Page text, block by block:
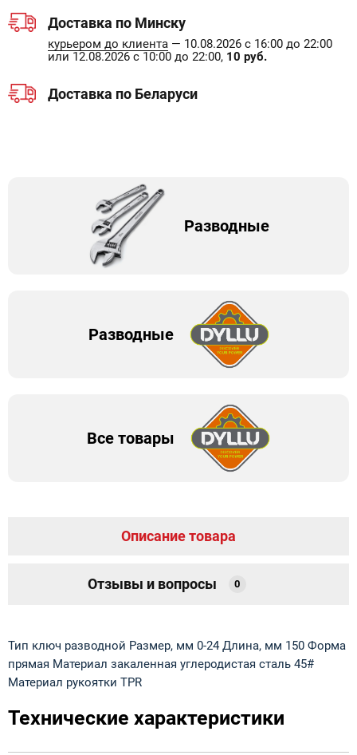
Доставка по Минску
курьером до клиента — 10.08.2026 с 16:00 до 22:00
или 12.08.2026 с 10:00 до 22:00, 10 руб.
Доставка по Беларуси
Разводные
Разводные
Все товары
Описание товара
Отзывы и вопросы 0
Тип ключ разводной Размер, мм 0-24 Длина, мм 150 Форма
прямая Материал закаленная углеродистая сталь 45#
Материал рукоятки TPR
Технические характеристики